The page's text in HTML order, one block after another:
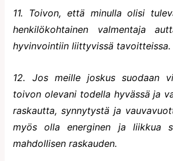
11. Toivon, että minulla olisi
henkilökohtainen valmentaja
hyvinvointiin liittyvissä tavoitteissa.
12. Jos meille joskus suodaan
toivon olevani todella hyvässä ja
raskautta, synnytystä ja
myös olla energinen ja liikkua
mahdollisen raskauden.